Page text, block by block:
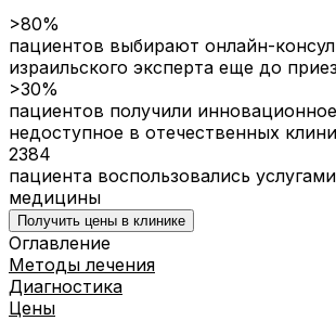
>80%
пациентов выбирают онлайн-
израильского эксперта еще до
>30%
пациентов получили
недоступное в отечественных
2384
пациента воспользовались
медицины
Получить цены в клинике
Оглавление
Методы лечения
Диагностика
Цены